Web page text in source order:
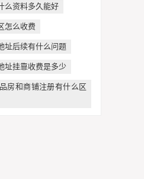
么资料多久能好
怎么收费
址后续有什么问题
址挂靠收费是多少
房和商铺注册有什么区